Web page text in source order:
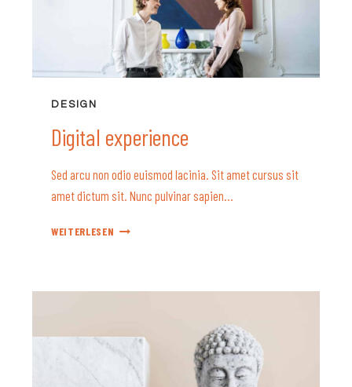
DESIGN
Digital experience
Sed arcu non odio euismod lacinia. Sit amet cursus sit
amet dictum sit. Nunc pulvinar sapien…
WEITERLESEN DIGITAL